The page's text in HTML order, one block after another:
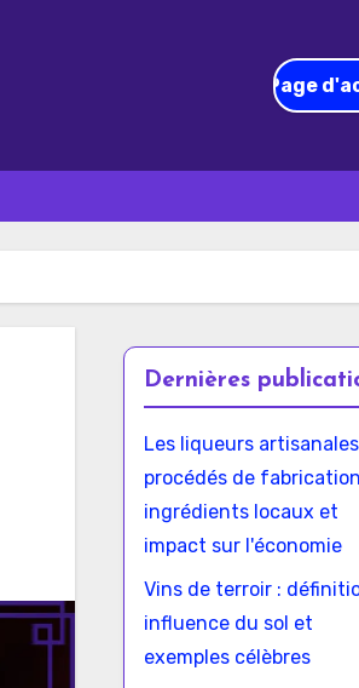
Page
Dernières
Les liqueurs
procédés de
ingrédients locaux et
impact sur l'économie
Vins de terroir :
influence du sol et
exemples célèbres